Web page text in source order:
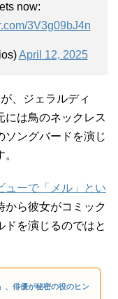
now:
3V3g09bJ4n
April 12, 2025
、ジェラルディ
には鳥のネックレス
ソングバードを演じ
ューで「メル」とい
から彼女がコミック
ドを演じるのではと
、俳優が秘密の役のヒン